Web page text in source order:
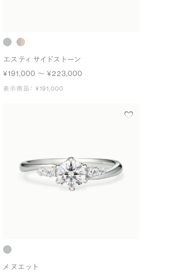
エスティ サイドストーン
¥191,000 〜 ¥223,000
表示商品： ¥191,000
メヌエット